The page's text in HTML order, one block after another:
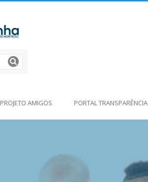
PROJETO AMIGOS PORTAL TRANSPARÊNCIA